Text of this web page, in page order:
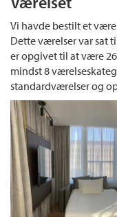
Vi havde bestilt et
Dette værelser var sat
er opgivet til at være
mindst 8
standardværelser og